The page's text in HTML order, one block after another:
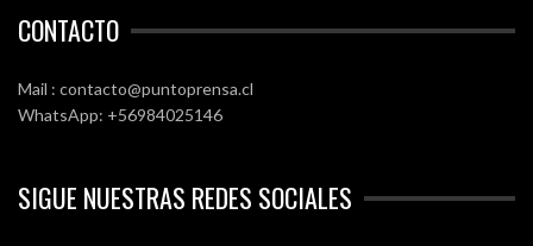
CONTACTO
Mail : contacto@puntoprensa.cl
WhatsApp: +56984025146
SIGUE NUESTRAS REDES SOCIALES